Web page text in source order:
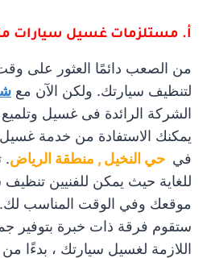
أ. مستلزمات غسيل سيارات
من الصعب دائمًا العثور على
لتنظيف سيارتك. ولكن الآن مع
الشركة الرائدة فى غسيل وتلميع
يمكنك الاستفادة من خدمة غسيل
في حي النخيل , منطقة الرياض.
للغاية حيث يمكن للفنيين
موقعك وفي الوقت المناسب لك.
ستقوم فرقة ذات خبرة بتوفير
اللازمة لغسيل سيارتك ، بدءًا